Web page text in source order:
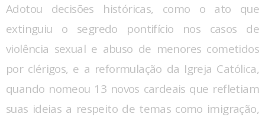
Adotou decisões históricas, como o ato que
extinguiu o segredo pontifício nos casos de
violência sexual e abuso de menores cometidos
por clérigos, e a reformulação da Igreja Católica,
quando nomeou 13 novos cardeais que refletiam
suas ideias a respeito de temas como imigração,